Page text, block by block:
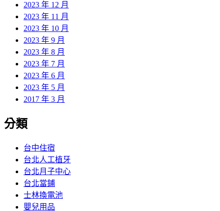
2023 年 12 月
2023 年 11 月
2023 年 10 月
2023 年 9 月
2023 年 8 月
2023 年 7 月
2023 年 6 月
2023 年 5 月
2017 年 3 月
分類
台中住宿
台北人工植牙
台北月子中心
台北當鋪
士林換電池
嬰兒用品